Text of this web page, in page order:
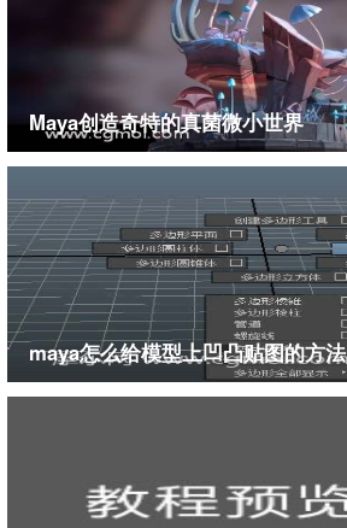
Maya创造奇特的真菌微小世界
maya怎么给模型上凹凸贴图的方法